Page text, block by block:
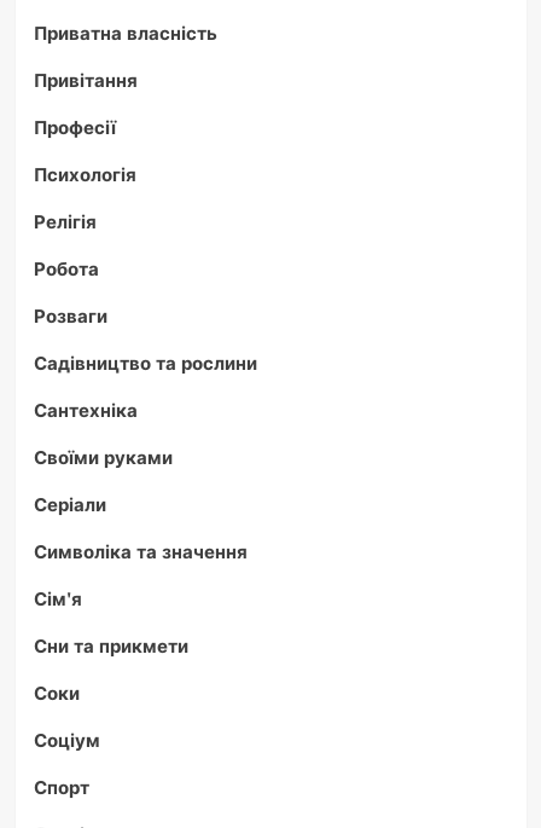
Приватна власність
Привітання
Професії
Психологія
Релігія
Робота
Розваги
Садівництво та рослини
Сантехніка
Своїми руками
Серіали
Символіка та значення
Сім'я
Сни та прикмети
Соки
Соціум
Спорт